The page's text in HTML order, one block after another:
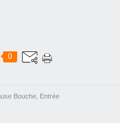
0
Bouche Entrée